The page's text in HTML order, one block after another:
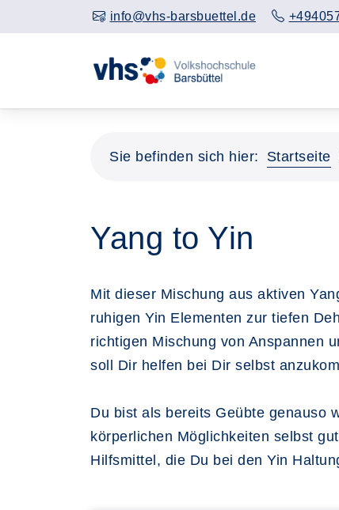
info@vhs-barsbuettel.de
Sie befinden sich hier: Startseite
Yang to Yin
Mit dieser Mischung aus aktiven
ruhigen Yin Elementen zur tiefen
richtigen Mischung von Anspannen
soll Dir helfen bei Dir selbst
Du bist als bereits Geübte genauso
körperlichen Möglichkeiten selbst
Hilfsmittel, die Du bei den Yin